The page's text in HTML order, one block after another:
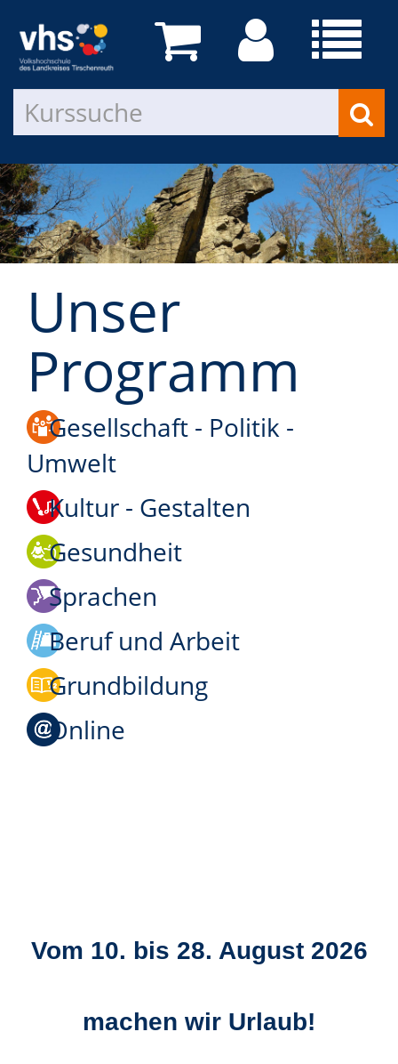
Unser
Programm
Gesellschaft - Politik -
Umwelt
Kultur - Gestalten
Gesundheit
Sprachen
Beruf und Arbeit
Grundbildung
Online
Vom 10. bis 28. August 2026
machen wir Urlaub!